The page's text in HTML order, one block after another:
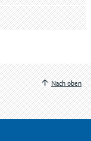
Nach oben